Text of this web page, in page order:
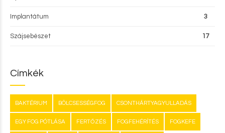
Implantátum 3
Szájsebészet 17
Címkék
BAKTÉRIUM BÖLCSESSÉGFOG CSONTHÁRTYAGYULLADÁS
EGY FOG PÓTLÁSA FERTŐZÉS FOGFEHÉRÍTÉS FOGKEFE